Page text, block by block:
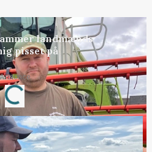
landmænds
pisset på
Loading...